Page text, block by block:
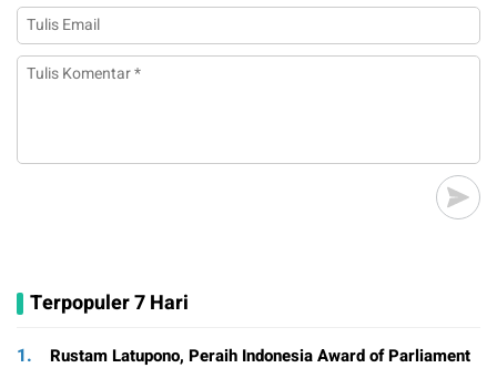
Terpopuler 7 Hari
1.
Rustam Latupono, Peraih Indonesia Award of Parliament